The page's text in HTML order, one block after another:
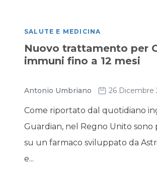
SALUTE E MEDICINA
Nuovo trattamento per
immuni fino a 12 mesi
Antonio Umbriano 26 Dicembre
Come riportato dal quotidiano
Guardian, nel Regno Unito sono
su un farmaco sviluppato da
e...